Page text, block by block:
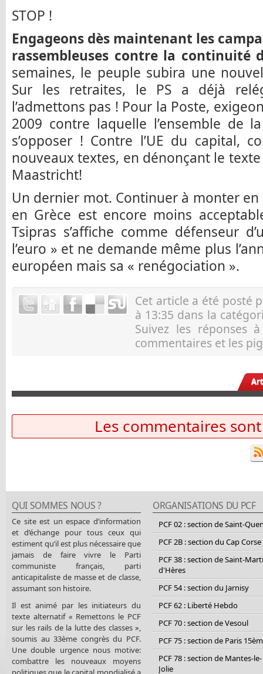
STOP !
Engageons dès maintenant les
rassembleuses contre la continuité
semaines, le peuple subira une
Sur les retraites, le PS a déjà
l’admettons pas ! Pour la Poste,
2009 contre laquelle l’ensemble de
s’opposer ! Contre l’UE du capital,
nouveaux textes, en dénonçant le
Maastricht!
Un dernier mot. Continuer à monter
en Grèce est encore moins
Tsipras s’affiche comme défenseur
l’euro » et ne demande même plus
européen mais sa « renégociation ».
Cet article a été posté
à 13:35 dans la
Suivez les réponses
commentaires et les
Les commentaires
QUI SOMMES NOUS ?
Ce site est un espace d’information
et d’échange pour tous ceux qui
estiment qu’il est plus nécessaire que
jamais de faire vivre le Parti
communiste français, parti
anticapitaliste de masse et de classe,
assumant son histoire.
Il est animé par les initiateurs du
texte alternatif « Remettons le PCF
sur les rails de la lutte des classes »,
soumis au 33ème congrès du PCF.
Une double urgence nous motive:
combattre les nouveaux moyens
ORGANISATIONS DU PCF
PCF 02 : section de Saint-
PCF 2B : section du Cap Corse
PCF 38 : section de Saint-
d'Hères
PCF 54 : section du Jarnisy
PCF 62 : Liberté Hebdo
PCF 70 : section de Vesoul
PCF 75 : section de Paris
PCF 78 : section de Mantes-le-
Jolie